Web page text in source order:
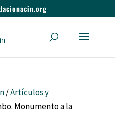
/Artículos y
Monumento a la